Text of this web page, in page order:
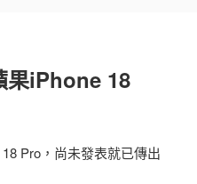
iPhone 18
Pro，尚未發表就已傳出